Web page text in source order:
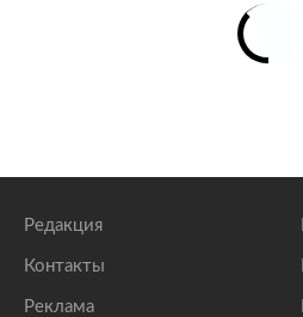
Редакция
Контакты
Реклама